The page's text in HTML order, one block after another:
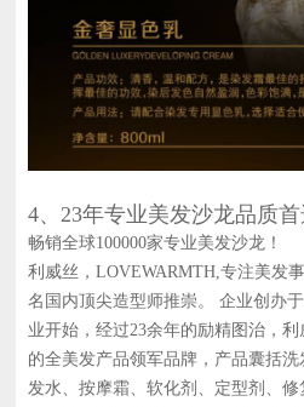
4、23年专业美发沙龙品质
畅销全球100000家专业美发沙龙！
利威丝，LOVEWARMTH,专注美发
名国内顶尖造型师推崇。 企业创办
业开始，经过23余年的励精图治，
的全美发产品领军品牌，产品囊括
发水、按摩霜、软化剂、定型剂、